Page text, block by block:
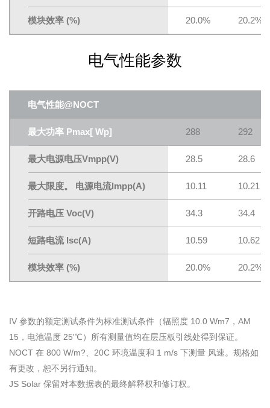
模块效率 (%) 20.0% 20.2%
电气性能参数
电气性能@NOCT
最大功率 Pmax[ Wp] 288 292
最大电源电压Vmpp(V) 28.5 28.6
最大限度。 电源电流lmpp(A) 10.11 10.21
开路电压 Voc(V) 34.3 34.4
短路电流 lsc(A) 10.59 10.62
模块效率 (%) 20.0% 20.2%
IV 参数的额定测试条件为标准测试条件（辐照度 10.0 Wm7，AM
15，电池温度 25'℃）所有测量值均在层压板引线处得到保证。
NOCT 在 800 W/m?、20C 环境温度和 1 m/s 下测量 风速。规格如
有更改，恕不另行通知。
JS Solar 保留对本数据表的最终解释权和修订权。